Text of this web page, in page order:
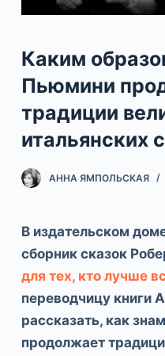
Каким
Пьюмини
традиции
итальянских
АННА ЯМПОЛЬСКАЯ
В издательском
сборник сказок
для тех, кто лучше
переводчицу книги
рассказать, как
продолжает